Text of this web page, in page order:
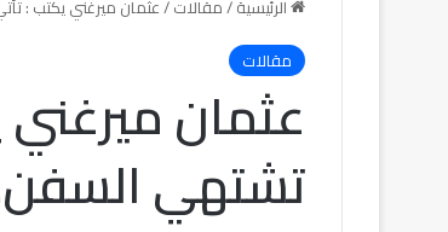
الرئيسية/مقالات/عثمان ميرغني يكتب :
مقالات
عثمان ميرغني
تشتهي